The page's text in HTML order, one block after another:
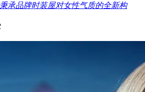
承品牌时装屋对女性气质的全新构